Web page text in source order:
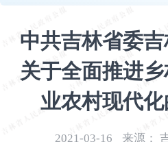
中共吉林省委
关于全面推进
业农村现代
2021-03-16 来源：
Alt